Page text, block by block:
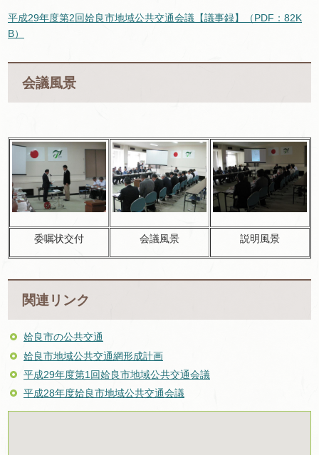
平成29年度第2回姶良市地域公共交通会議【議事録】（PDF：82K
B）
会議風景
委嘱状交付 会議風景 説明風景
関連リンク
姶良市の公共交通
姶良市地域公共交通網形成計画
平成29年度第1回姶良市地域公共交通会議
平成28年度姶良市地域公共交通会議